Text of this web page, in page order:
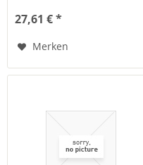
27,61 € *
Merken